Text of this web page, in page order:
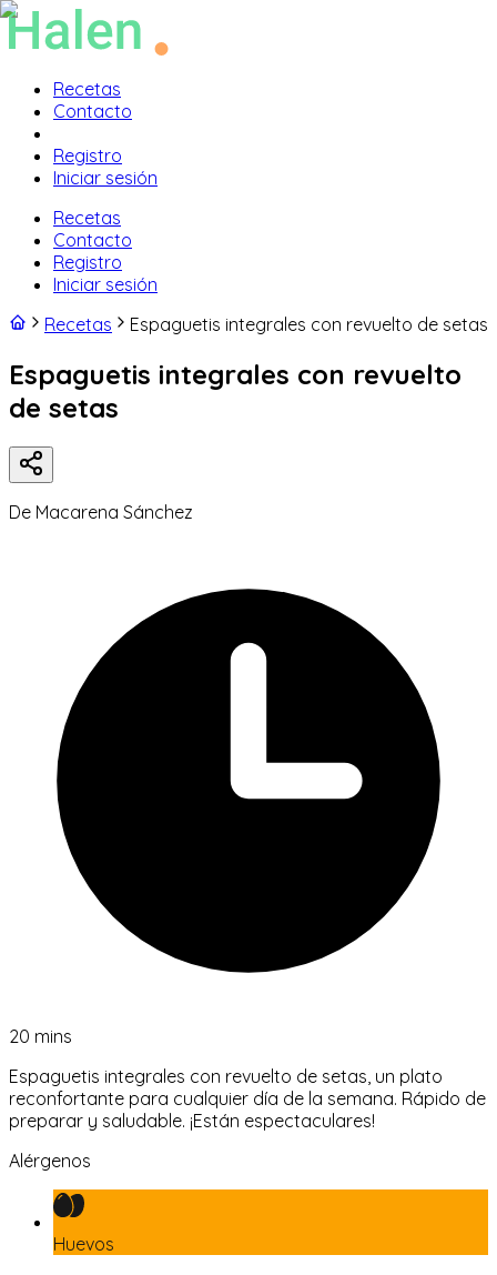
Recetas
Contacto
Registro
Iniciar sesión
Recetas
Contacto
Registro
Iniciar sesión
Recetas
Espaguetis integrales con revuelto de setas
Espaguetis integrales con revuelto
de setas
De Macarena Sánchez
20 mins
Espaguetis integrales con revuelto de setas, un plato
reconfortante para cualquier día de la semana. Rápido de
preparar y saludable. ¡Están espectaculares!
Alérgenos
Huevos